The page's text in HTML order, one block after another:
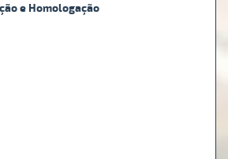
e Homologação